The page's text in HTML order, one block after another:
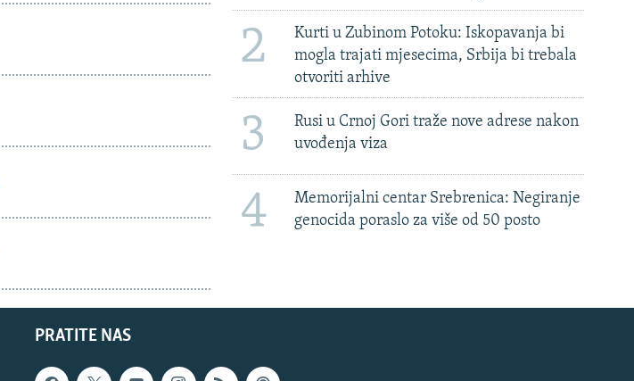
2
Kurti u Zubinom Potoku: Iskopavanja bi
mogla trajati mjesecima, Srbija bi trebala
otvoriti arhive
3
Rusi u Crnoj Gori traže nove adrese nakon
uvođenja viza
4
Memorijalni centar Srebrenica: Negiranje
genocida poraslo za više od 50 posto
PRATITE NAS